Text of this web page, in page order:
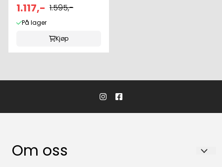
1.117,- 1.595,-
På lager
Kjøp
Om oss